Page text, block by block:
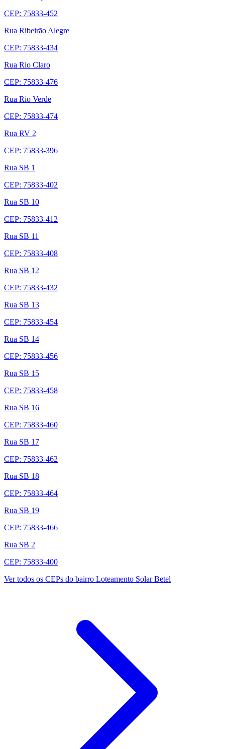
CEP: 75833-452
Rua Ribeirão Alegre
CEP: 75833-434
Rua Rio Claro
CEP: 75833-476
Rua Rio Verde
CEP: 75833-474
Rua RV 2
CEP: 75833-396
Rua SB 1
CEP: 75833-402
Rua SB 10
CEP: 75833-412
Rua SB 11
CEP: 75833-408
Rua SB 12
CEP: 75833-432
Rua SB 13
CEP: 75833-454
Rua SB 14
CEP: 75833-456
Rua SB 15
CEP: 75833-458
Rua SB 16
CEP: 75833-460
Rua SB 17
CEP: 75833-462
Rua SB 18
CEP: 75833-464
Rua SB 19
CEP: 75833-466
Rua SB 2
CEP: 75833-400
Ver todos os CEPs do bairro Loteamento Solar Betel